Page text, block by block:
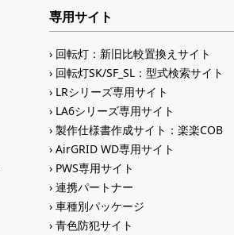
専用サイト
回転灯：新旧比較置換えサイト
回転灯SK/SF_SL：型式検索サイト
LRシリーズ専用サイト
LA6シリーズ専用サイト
製作仕様書作成サイト：楽楽COB
AirGRID WD専用サイト
PWS専用サイト
連携パートナー
車種別パッケージ
青色防犯サイト